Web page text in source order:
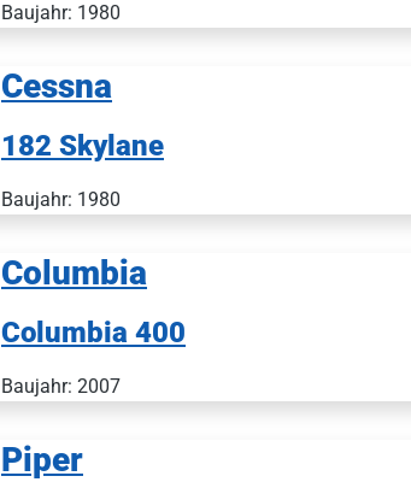
Baujahr: 1980
Cessna
182 Skylane
Baujahr: 1980
Columbia
Columbia 400
Baujahr: 2007
Piper